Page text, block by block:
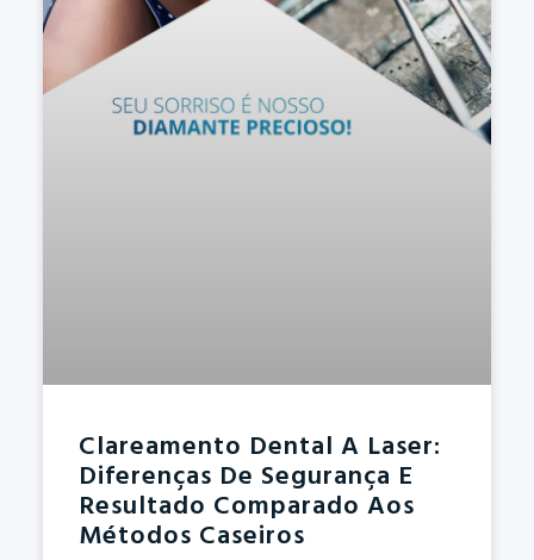
Clareamento Dental A Laser:
Diferenças De Segurança E
Resultado Comparado Aos
Métodos Caseiros